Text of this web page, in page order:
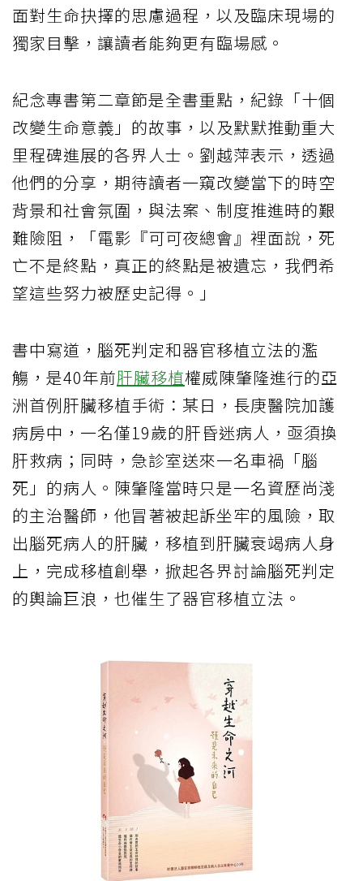
面對生命抉擇的思慮過程，以及臨床現場的
獨家目擊，讓讀者能夠更有臨場感。
紀念專書第二章節是全書重點，紀錄「十個
改變生命意義」的故事，以及默默推動重大
里程碑進展的各界人士。劉越萍表示，透過
他們的分享，期待讀者一窺改變當下的時空
背景和社會氛圍，與法案、制度推進時的艱
難險阻，「電影『可可夜總會』裡面說，死
亡不是終點，真正的終點是被遺忘，我們希
望這些努力被歷史記得。」
書中寫道，腦死判定和器官移植立法的濫
觴，是40年前肝臟移植權威陳肇隆進行的亞
洲首例肝臟移植手術：某日，長庚醫院加護
病房中，一名僅19歲的肝昏迷病人，亟須換
肝救病；同時，急診室送來一名車禍「腦
死」的病人。陳肇隆當時只是一名資歷尚淺
的主治醫師，他冒著被起訴坐牢的風險，取
出腦死病人的肝臟，移植到肝臟衰竭病人身
上，完成移植創舉，掀起各界討論腦死判定
的輿論巨浪，也催生了器官移植立法。